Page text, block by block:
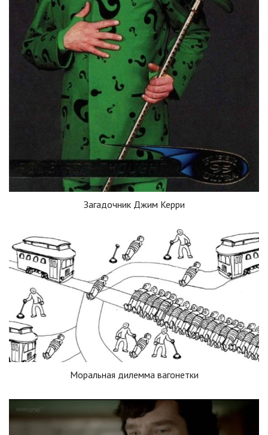
Загадочник Джим Керри
Моральная дилемма вагонетки